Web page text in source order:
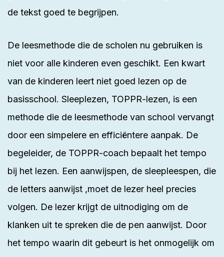
de tekst goed te begrijpen.
De leesmethode die de scholen nu gebruiken is
niet voor alle kinderen even geschikt. Een kwart
van de kinderen leert niet goed lezen op de
basisschool. Sleeplezen, TOPPR-lezen, is een
methode die de leesmethode van school vervangt
door een simpelere en efficiëntere aanpak. De
begeleider, de TOPPR-coach bepaalt het tempo
bij het lezen. Een aanwijspen, de sleepleespen, die
de letters aanwijst ,moet de lezer heel precies
volgen. De lezer krijgt de uitnodiging om de
klanken uit te spreken die de pen aanwijst. Door
het tempo waarin dit gebeurt is het onmogelijk om